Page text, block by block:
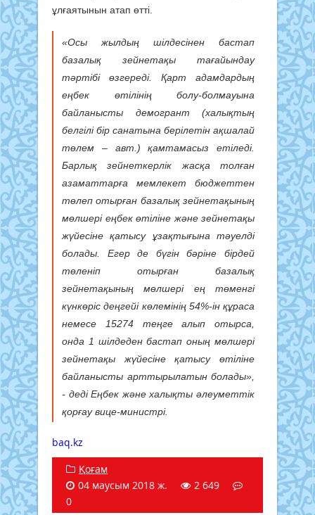
ұлғаятынын атап өтті.
«Осы жылдың шілдесінен бастап
базалық зейнетақы тағайындау
тәртібі өзгереді. Қарт адамдардың
еңбек өтілінің болу-болмауына
байланысты демогрант (халықтың
белгілі бір санатына берілетін ақшалай
төлем – авт.) қамтамасыз етіледі.
Барлық зейнеткерлік жасқа толған
азаматтарға мемлекет бюджеттен
төлеп отырған базалық зейнетақының
мөлшері еңбек өтіліне және зейнетақы
жүйесіне қатысу ұзақтығына тәуелді
болады. Егер де бүгін бәріне бірдей
төленіп отырған базалық
зейнетақының мөлшері ең төменгі
күнкөріс деңгейі көлемінің 54%-ін құраса
немесе 15274 теңге алып отырса,
онда 1 шілдеден бастап оның мөлшері
зейнетақы жүйесіне қатысу өтіліне
байланысты арттырылатын болады»,
- деді Еңбек және халықты әлеуметтік
қорғау вице-министрі.
baq.kz
Қоғам
04 маусым 2018 ж.
2 649
0